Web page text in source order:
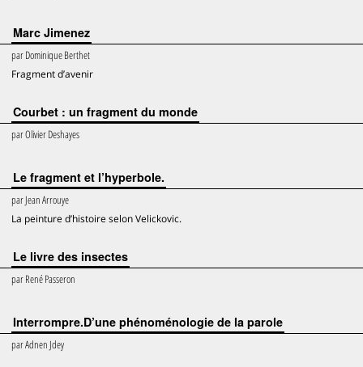
Marc Jimenez
parDominique Berthet
Fragment d’avenir
Courbet : un fragment du monde
parOlivier Deshayes
Le fragment et l’hyperbole.
parJean Arrouye
La peinture d’histoire selon Velickovic.
Le livre des insectes
parRené Passeron
Interrompre.D’une phénoménologie de la parole
parAdnen Jdey